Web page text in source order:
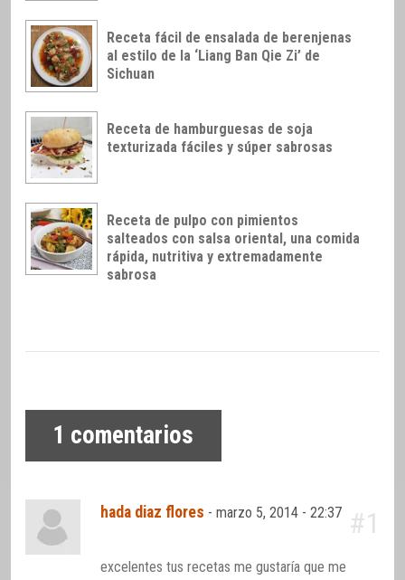
Receta fácil de ensalada de berenjenas
al estilo de la ‘Liang Ban Qie Zi’ de
Sichuan
Receta de hamburguesas de soja
texturizada fáciles y súper sabrosas
Receta de pulpo con pimientos
salteados con salsa oriental, una comida
rápida, nutritiva y extremadamente
sabrosa
1 comentarios
hada diaz flores -marzo 5, 2014 - 22:37 #1
excelentes tus recetas me gustaría que me